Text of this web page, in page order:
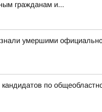
гражданам и...
умершими
по